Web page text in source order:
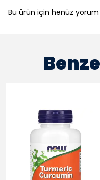
Bu ürün için henüz yorum